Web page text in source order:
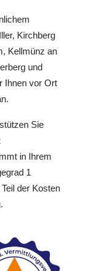
Kirchberg
Kellmünz an
und
Ihnen vor Ort
Sie
in Ihrem
1
der Kosten